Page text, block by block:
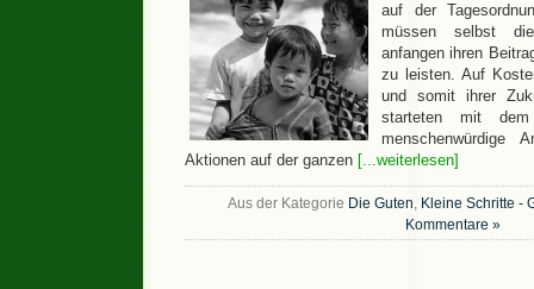
auf der
müssen selbst
anfangen ihren
zu leisten. Auf
und somit ihrer
starteten mit
menschenwürdige
Aktionen auf der ganzen [...weiterlesen]
Aus der Kategorie Die Guten, Kleine Schritte -
Kommentare »